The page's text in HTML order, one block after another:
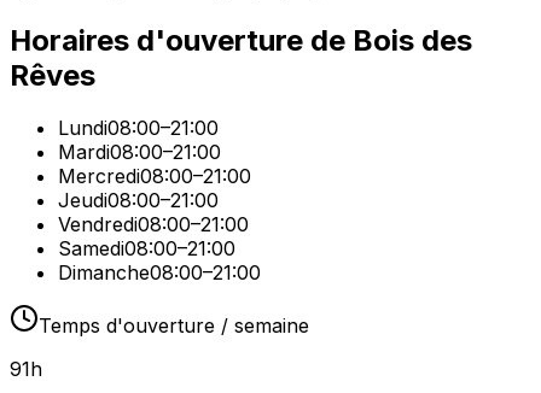
Horaires d'ouverture de Bois des
Rêves
Lundi08:00–21:00
Mardi08:00–21:00
Mercredi08:00–21:00
Jeudi08:00–21:00
Vendredi08:00–21:00
Samedi08:00–21:00
Dimanche08:00–21:00
Temps d'ouverture / semaine
91h